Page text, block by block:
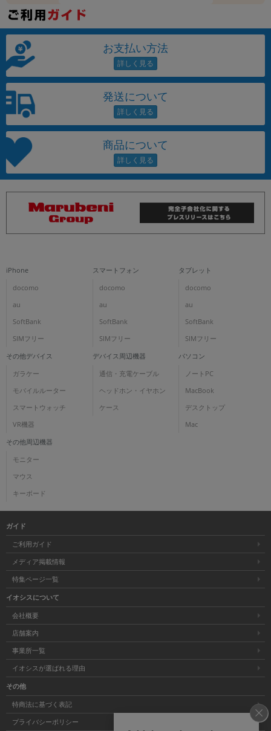
お支払い方法
発送について
商品について
iPhone
docomo
au
SoftBank
SIMフリー
スマートフォン
docomo
au
SoftBank
SIMフリー
タブレット
docomo
au
SoftBank
SIMフリー
その他デバイス
ガラケー
モバイルルーター
スマートウォッチ
VR機器
デバイス周辺機器
通信・充電ケーブル
ヘッドホン・イヤホン
ケース
パソコン
ノートPC
MacBook
デスクトップ
Mac
その他周辺機器
モニター
マウス
キーボード
ガイド
ご利用ガイド
メディア掲載情報
特集ページ一覧
イオシスについて
会社概要
店舗案内
事業所一覧
イオシスが選ばれる理由
その他
特商法に基づく表記
プライバシーポリシー